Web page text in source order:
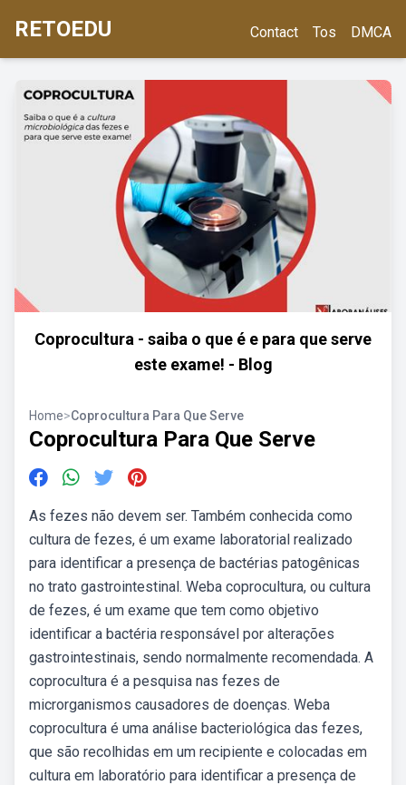
RETOEDU Contact Tos DMCA
Coprocultura - saiba o que é e para que serve
este exame! - Blog
Home>Coprocultura Para Que Serve
Coprocultura Para Que Serve
As fezes não devem ser. Também conhecida como
cultura de fezes, é um exame laboratorial realizado
para identificar a presença de bactérias patogênicas
no trato gastrointestinal. Weba coprocultura, ou cultura
de fezes, é um exame que tem como objetivo
identificar a bactéria responsável por alterações
gastrointestinais, sendo normalmente recomendada. A
coprocultura é a pesquisa nas fezes de
microrganismos causadores de doenças. Weba
coprocultura é uma análise bacteriológica das fezes,
que são recolhidas em um recipiente e colocadas em
cultura em laboratório para identificar a presença de